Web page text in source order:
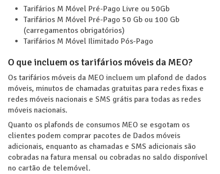
Tarifários M Móvel Pré-Pago Livre ou 50Gb
Tarifários M Móvel Pré-Pago 50 Gb ou 100 Gb
(carregamentos obrigatórios)
Tarifários M Móvel Ilimitado Pós-Pago
O que incluem os tarifários móveis da MEO?
Os tarifários móveis da MEO incluem um plafond de dados
móveis, minutos de chamadas gratuitas para redes fixas e
redes móveis nacionais e SMS grátis para todas as redes
móveis nacionais.
Quanto os plafonds de consumos MEO se esgotam os
clientes podem comprar pacotes de Dados móveis
adicionais, enquanto as chamadas e SMS adicionais são
cobradas na fatura mensal ou cobradas no saldo disponível
no cartão de telemóvel.